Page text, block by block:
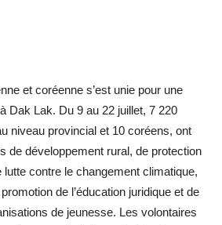
et coréenne s’est unie pour une
Dak Lak. Du 9 au 22 juillet, 7 220
niveau provincial et 10 coréens, ont
de développement rural, de protection
lutte contre le changement climatique,
de l’éducation juridique et de
de jeunesse. Les volontaires